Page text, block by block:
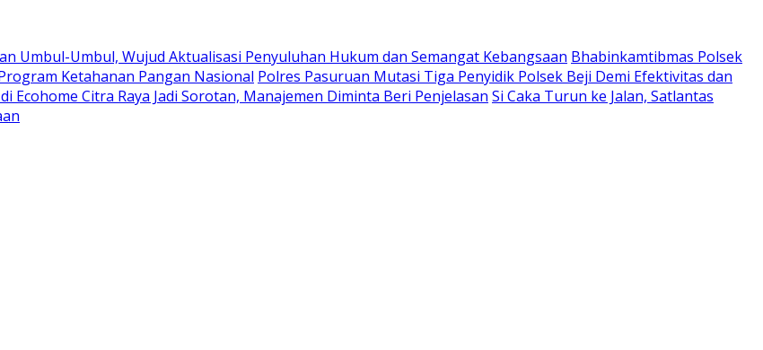
Umbul-Umbul, Wujud Aktualisasi Penyuluhan Hukum dan Semangat Kebangsaan Bhabinkamtibmas Polsek
Ketahanan Pangan Nasional Polres Pasuruan Mutasi Tiga Penyidik Polsek Beji Demi Efektivitas dan
Ecohome Citra Raya Jadi Sorotan, Manajemen Diminta Beri Penjelasan Si Caka Turun ke Jalan, Satlantas